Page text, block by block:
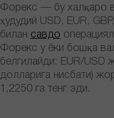
Форекс — бу халқаро
ҳудудий USD, EUR,
билан савдо
Форекс у ёки бошқа
белгилайди: EUR/USD
долларига нисбати)
1,2250 га тенг эди.